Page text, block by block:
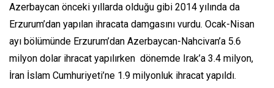
Azerbaycan önceki yıllarda olduğu gibi 2014 yılında da
Erzurum’dan yapılan ihracata damgasını vurdu. Ocak-Nisan
ayı bölümünde Erzurum’dan Azerbaycan-Nahcivan’a 5.6
milyon dolar ihracat yapılırken dönemde Irak’a 3.4 milyon,
İran İslam Cumhuriyeti’ne 1.9 milyonluk ihracat yapıldı.